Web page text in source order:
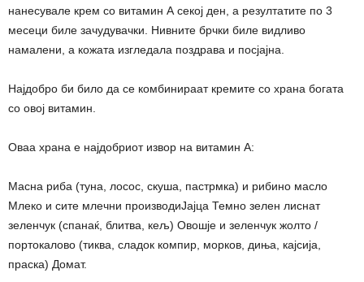
нанесувале крем со витамин А секој ден, а резултатите по 3
месеци биле зачудувачки. Нивните брчки биле видливо
намалени, а кожата изгледала поздрава и посјајна.
Најдобро би било да се комбинираат кремите со храна богата
со овој витамин.
Оваа храна е најдобриот извор на витамин А:
Масна риба (туна, лосос, скуша, пастрмка) и рибино масло
Млеко и сите млечни производиЈајца Темно зелен лиснат
зеленчук (спанаќ, блитва, кељ) Овошје и зеленчук жолто /
портокалово (тиква, сладок компир, морков, диња, кајсија,
праска) Домат.